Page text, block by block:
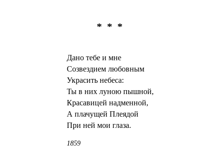
* * *
Дано тебе и мне
Созвездием любовным
Украсить небеса:
Ты в них луною пышной,
Красавицей надменной,
А плачущей Плеядой
При ней мои глаза.
1859